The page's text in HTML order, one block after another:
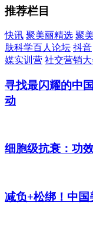
推荐栏目
快讯 聚美丽精选 聚
肤科学百人论坛 抖音
媒实训营 社交营销大
寻找最闪耀的中
动
细胞级抗衰：功
减负+松绑！中国